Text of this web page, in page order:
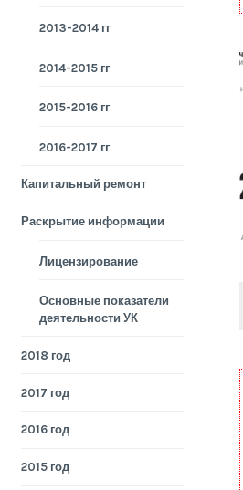
2013-2014 гг
2014-2015 гг
2015-2016 гг
2016-2017 гг
Капитальный ремонт
Раскрытие информации
Лицензирование
Основные показатели
деятельности УК
2018 год
2017 год
2016 год
2015 год